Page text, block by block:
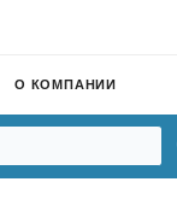
О КОМПАНИИ